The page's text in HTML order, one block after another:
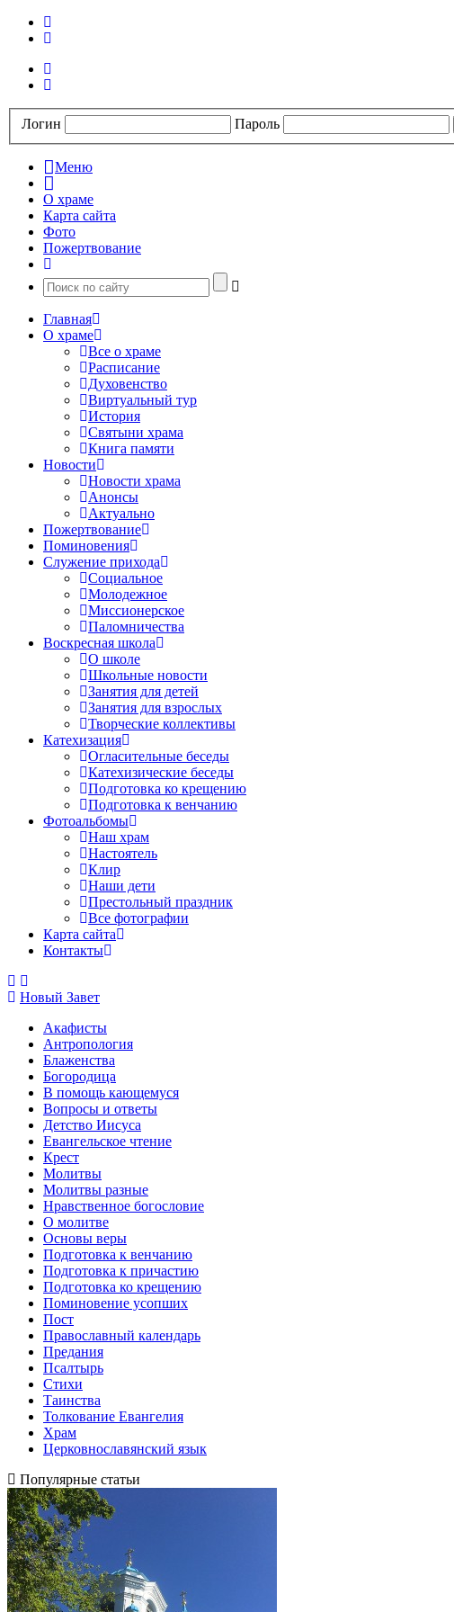
Логин Пароль
Меню
О храме
Карта сайта
Фото
Пожертвование
Главная
О храме
Все о храме
Расписание
Духовенство
Виртуальный тур
История
Святыни храма
Книга памяти
Новости
Новости храма
Анонсы
Актуально
Пожертвование
Поминовения
Служение прихода
Социальное
Молодежное
Миссионерское
Паломничества
Воскресная школа
О школе
Школьные новости
Занятия для детей
Занятия для взрослых
Творческие коллективы
Катехизация
Огласительные беседы
Катехизические беседы
Подготовка ко крещению
Подготовка к венчанию
Фотоальбомы
Наш храм
Настоятель
Клир
Наши дети
Престольный праздник
Все фотографии
Карта сайта
Контакты
Новый Завет
Акафисты
Антропология
Блаженства
Богородица
В помощь кающемуся
Вопросы и ответы
Детство Иисуса
Евангельское чтение
Крест
Молитвы
Молитвы разные
Нравственное богословие
О молитве
Основы веры
Подготовка к венчанию
Подготовка к причастию
Подготовка ко крещению
Поминовение усопших
Пост
Православный календарь
Предания
Псалтырь
Стихи
Таинства
Толкование Евангелия
Храм
Церковнославянский язык
Популярные статьи